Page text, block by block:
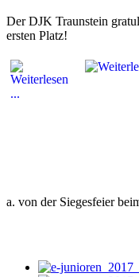
Der DJK Traunstein
ersten Platz!
a. von der Siegesfeier